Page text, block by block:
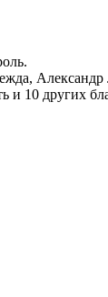
,
и 10 других